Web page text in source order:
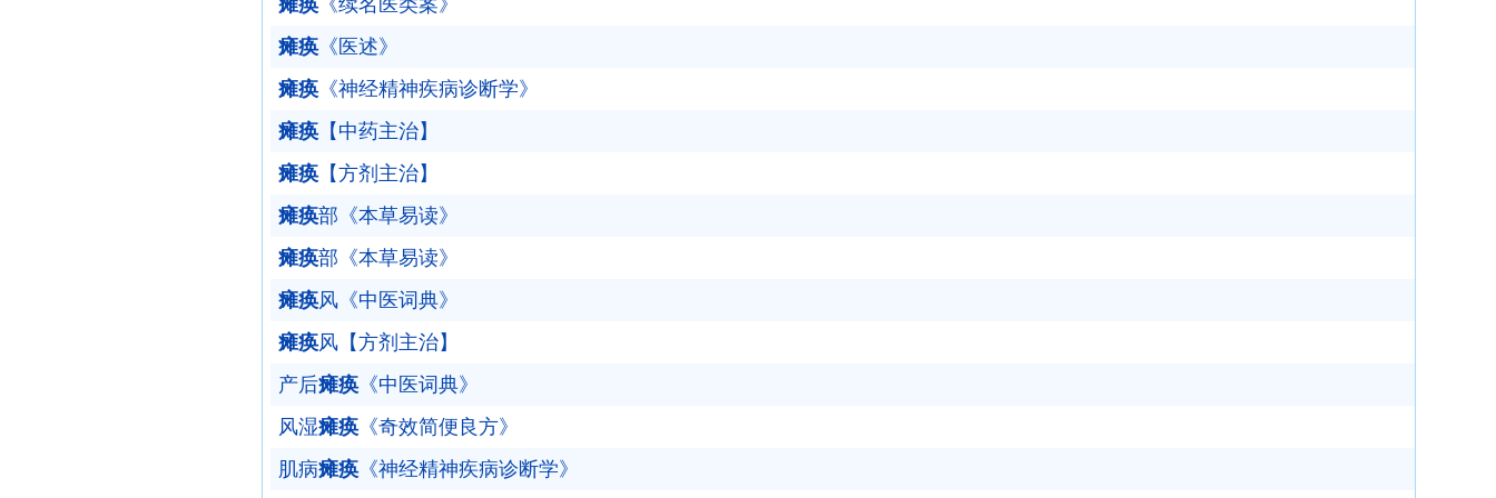
瘫痪《续名医类案》
瘫痪《医述》
瘫痪《神经精神疾病诊断学》
瘫痪【中药主治】
瘫痪【方剂主治】
瘫痪部《本草易读》
瘫痪部《本草易读》
瘫痪风《中医词典》
瘫痪风【方剂主治】
产后瘫痪《中医词典》
风湿瘫痪《奇效简便良方》
肌病瘫痪《神经精神疾病诊断学》